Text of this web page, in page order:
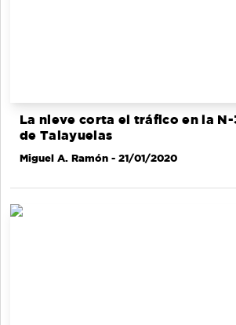
La nieve corta el tráfico en la
de Talayuelas
Miguel A. Ramón - 21/01/2020